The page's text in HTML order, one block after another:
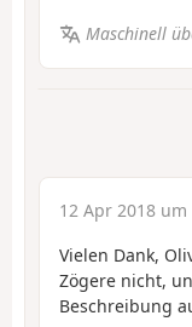
Maschinell
12 Apr 2018 um
Vielen Dank,
Zögere nicht,
Beschreibung